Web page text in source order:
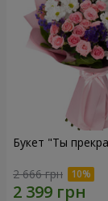
Букет "Ты
2 666 грн